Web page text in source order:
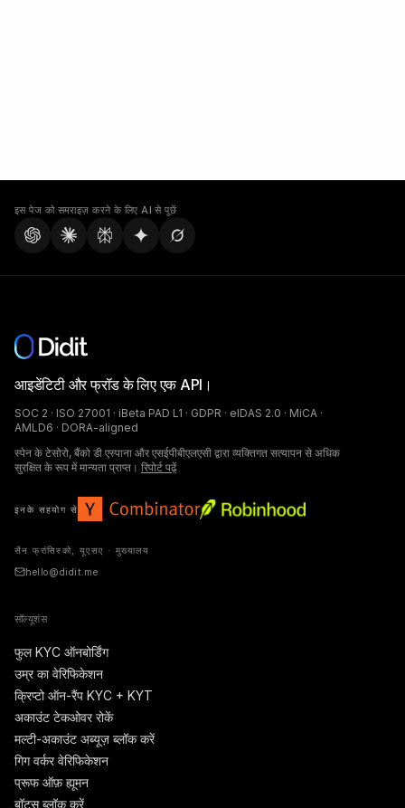
इस पेज को समराइज़ करने के लिए AI से पूछें
आइडेंटिटी और फ्रॉड के लिए एक API।
SOC 2 · ISO 27001 · iBeta PAD L1 · GDPR · eIDAS 2.0 · MiCA ·
AMLD6 · DORA-aligned
स्पेन के टेसोरो, बैंको डी एस्पाना और एसईपीबीएलएसी द्वारा व्यक्तिगत सत्यापन से अधिक
सुरक्षित के रूप में मान्यता प्राप्त। रिपोर्ट पढ़ें
इनके सहयोग से
सैन फ्रांसिस्को, यूएसए · मुख्यालय
hello@didit.me
सॉल्यूशंस
फुल KYC ऑनबोर्डिंग
उम्र का वेरिफिकेशन
क्रिप्टो ऑन-रैंप KYC + KYT
अकाउंट टेकओवर रोकें
मल्टी-अकाउंट अब्यूज़ ब्लॉक करें
गिग वर्कर वेरिफिकेशन
प्रूफ ऑफ़ ह्यूमन
बॉट्स ब्लॉक करें